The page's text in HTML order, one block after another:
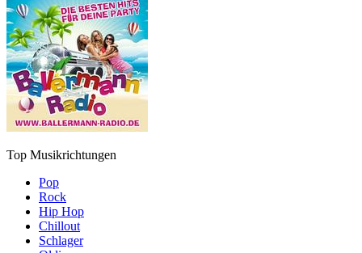
Top Musikrichtungen
Pop
Rock
Hip Hop
Chillout
Schlager